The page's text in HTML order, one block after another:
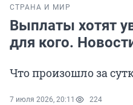
СТРАНА И МИР
Выплаты хотят
для кого.
Что произошло за
7 июля 2026, 20:11 224